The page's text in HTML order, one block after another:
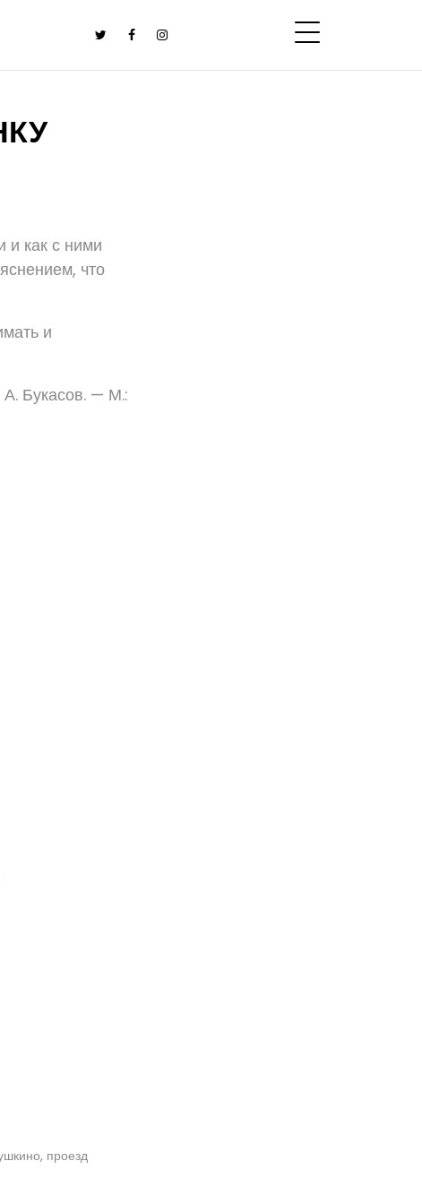
и как с ними
что
и
Букасов. — М.:
проезд